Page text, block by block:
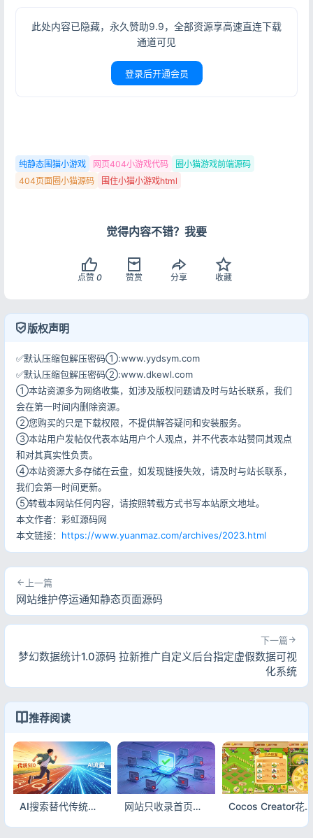
此处内容已隐藏，永久赞助9.9，全部资源享高速直连下载
通道可见
登录后开通会员
纯静态围猫小游戏 网页404小游戏代码
圈小猫游戏前端源码
404页面圈小猫源码
围住小猫小游戏html
觉得内容不错？我要
点赞 0 赞赏 分享 收藏
版权声明
✅默认压缩包解压密码①:www.yydsym.com
✅默认压缩包解压密码②:www.dkewl.com
①本站资源多为网络收集，如涉及版权问题请及时与站长联系，我们
会在第一时间内删除资源。
②您购买的只是下载权限，不提供解答疑问和安装服务。
③本站用户发帖仅代表本站用户个人观点，并不代表本站赞同其观点
和对其真实性负责。
④本站资源大多存储在云盘，如发现链接失效，请及时与站长联系，
我们会第一时间更新。
⑤转载本网站任何内容，请按照转载方式书写本站原文地址。
本文作者：彩虹源码网
本文链接： https://www.yuanmaz.com/archives/2023.html
上一篇
网站维护停运通知静态页面源码
下一篇
梦幻数据统计1.0源码 拉新推广自定义后台指定虚假数据可视
化系统
推荐阅读
AI搜索替代传统搜索流量暴涨，传统SEO失效后站长全新引流策略 网站只收录首页不收录内页怎么办 快速解决方法 Cocos Creator花园农场小游戏源码 完整可运营带教程
登录